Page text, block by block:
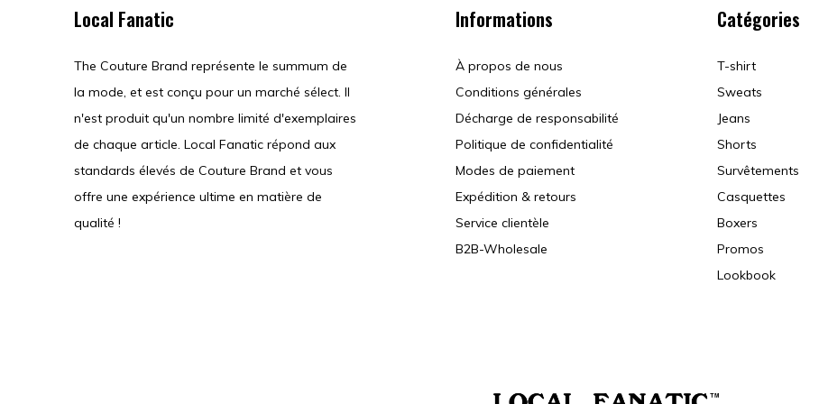
Local Fanatic
The Couture Brand représente le summum de
la mode, et est conçu pour un marché sélect. Il
n'est produit qu'un nombre limité d'exemplaires
de chaque article. Local Fanatic répond aux
standards élevés de Couture Brand et vous
offre une expérience ultime en matière de
qualité !
Informations
À propos de nous
Conditions générales
Décharge de responsabilité
Politique de confidentialité
Modes de paiement
Expédition & retours
Service clientèle
B2B-Wholesale
Catégories
T-shirt
Sweats
Jeans
Shorts
Survêtements
Casquettes
Boxers
Promos
Lookbook